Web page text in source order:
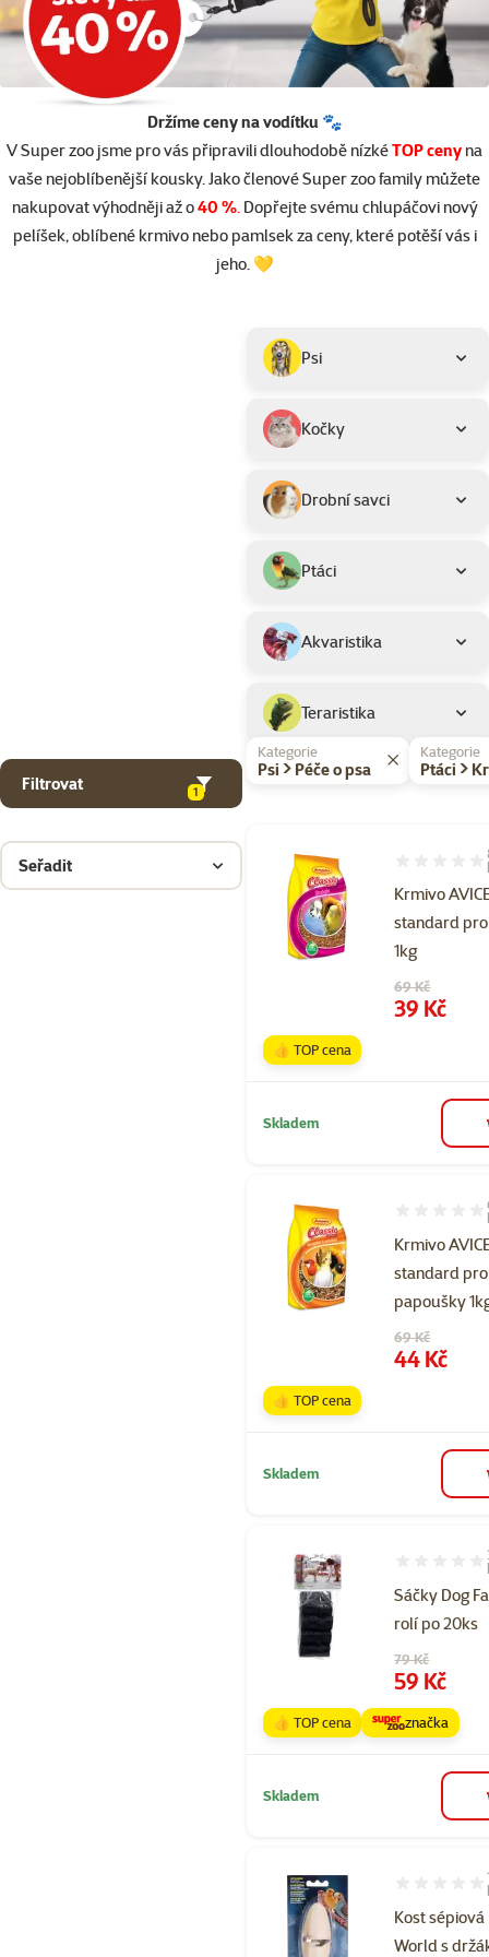
Držíme ceny na vodítku 🐾
V Super zoo jsme pro vás připravili dlouhodobě nízkéTOP ceny na
vaše nejoblíbenější kousky. Jako členové Super zoo family můžete
nakupovat výhodněji až o40 %.Dopřejte svému chlupáčovi nový
pelíšek, oblíbené krmivo nebo pamlsek za ceny, které potěší vás i
jeho. 💛
Podkategorie
Psi
Kočky
Drobní savci
Ptáci
Akvaristika
Teraristika
Filtrovat 1
Kategorie
Psi > Péče o psa
Kategorie
Ptáci >
Seřadit
Krmivo
standard
1kg
Hodnocení
Původní cena
69 Kč
Cena
39 Kč
👍 TOP cena
Skladem
Krmivo
standard
papoušky
Hodnocení
Původní cena
69 Kč
Cena
44 Kč
👍 TOP cena
Skladem
Sáčky Dog
rolí po 20ks
Hodnocení
Původní cena
79 Kč
Cena
59 Kč
👍 TOP cena značka
Skladem
Kost sépiová
World s
Hodnocení